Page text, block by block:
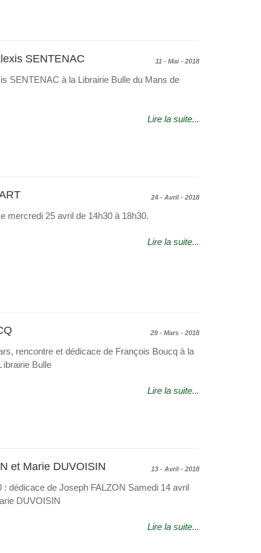
11 - Mai - 2018
SENTENAC
SENTENAC à la Librairie Bulle du Mans de
Lire la suite...
24 - Avril - 2018
mercredi 25 avril de 14h30 à 18h30.
Lire la suite...
29 - Mars - 2018
rencontre et dédicace de François Boucq à la
ibrairie Bulle
Lire la suite...
13 - Avril - 2018
et Marie DUVOISIN
: dédicace de Joseph FALZON Samedi 14 avril
DUVOISIN
Lire la suite...